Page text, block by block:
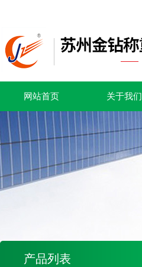
网站首页 关于我们
产品列表